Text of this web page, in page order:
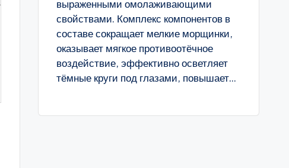
выраженными омолаживающими
свойствами. Комплекс компонентов в
составе сокращает мелкие морщинки,
оказывает мягкое противоотёчное
воздействие, эффективно осветляет
тёмные круги под глазами, повышает...